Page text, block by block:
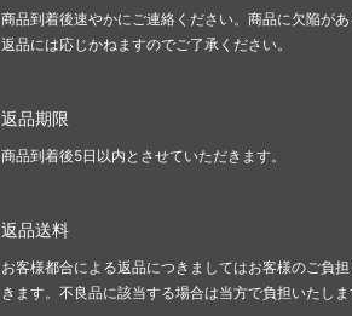
商品到着後速やかにご連絡ください。商品に欠陥があ
返品には応じかねますのでご了承ください。
返品期限
商品到着後5日以内とさせていただきます。
返品送料
お客様都合による返品につきましてはお客様のご負
きます。不良品に該当する場合は当方で負担いたしま